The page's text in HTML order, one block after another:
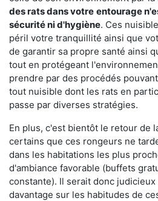
des rats dans votre entourage
sécurité ni d'hygiène. Ces
péril votre tranquillité ainsi que
de garantir sa propre santé ainsi
tout en protégeant
prendre par des procédés
tout nuisible dont les rats en
passe par diverses stratégies.
En plus, c'est bientôt le retour de
certains que ces rongeurs ne
dans les habitations les plus
d'ambiance favorable (buffets
constante). Il serait donc
davantage sur les habitudes de